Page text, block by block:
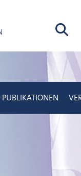
Suche
PUBLIKATIONEN